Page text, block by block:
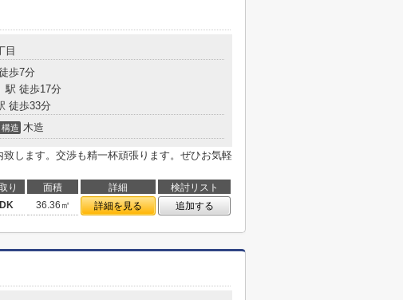
目
歩7分
駅 徒歩17分
徒歩33分
構造 木造
します。交渉も精一杯頑張ります。ぜひお気軽
り 面積 詳細
検討リスト
36.36㎡ 詳細を見る 追加する